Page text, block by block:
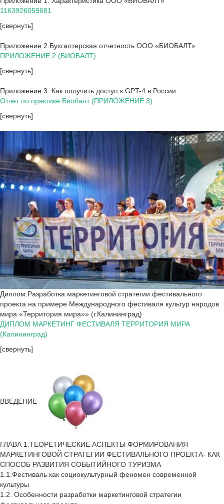
1163926059681
[свернуть]
Приложение 2.Бухгалтерская отчетность ООО «БИОБАЛТ»
ПРИЛОЖЕНИЕ 2 (БИОБАЛТ)
[свернуть]
Приложение 3. Как получить доступ к GPT-4 в России
Отчет по практике Биобалт (ПРИЛОЖЕНИЕ 3)
[свернуть]
Диплом:Разработка маркетинговой стратегии фестивального
проекта на примере Международного фестиваля культур народов
мира «Территория мира»» (г.Калининград)
ДИПЛОМ МАРКЕТИНГ ФЕСТИВАЛЯ ТЕРРИТОРИЯ МИРА
(Калининград)
[свернуть]
ВВЕДЕНИЕ
ГЛАВА 1.ТЕОРЕТИЧЕСКИЕ АСПЕКТЫ ФОРМИРОВАНИЯ
МАРКЕТИНГОВОЙ СТРАТЕГИИ ФЕСТИВАЛЬНОГО ПРОЕКТА- КАК
СПОСОБ РАЗВИТИЯ СОБЫТИЙНОГО ТУРИЗМА
1.1.Фестиваль как социокультурный феномен современной
культуры
1.2. Особенности разработки маркетинговой стратегии